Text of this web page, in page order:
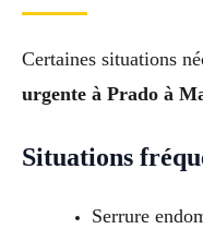
Certaines situations
urgente à Prado à
Situations
Serrure